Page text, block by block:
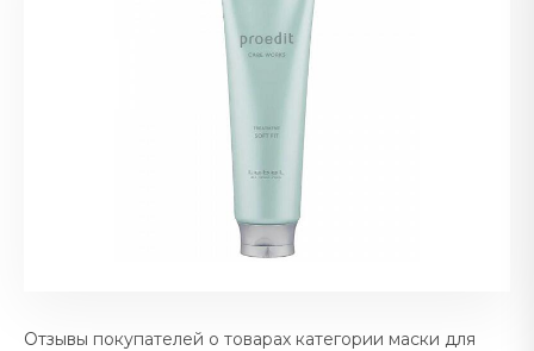
Отзывы покупателей о товарах категории маски для